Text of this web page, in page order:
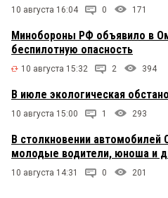
10 августа 16:04 0 171
Минобороны РФ объявило в
беспилотную опасность
10 августа 15:32 2 394
В июле экологическая
10 августа 15:00 1 293
В столкновении автомобилей
молодые водители, юноша и
10 августа 14:31 0 201